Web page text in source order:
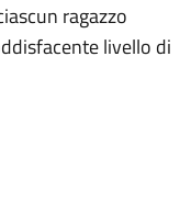
ragazzo
livello di